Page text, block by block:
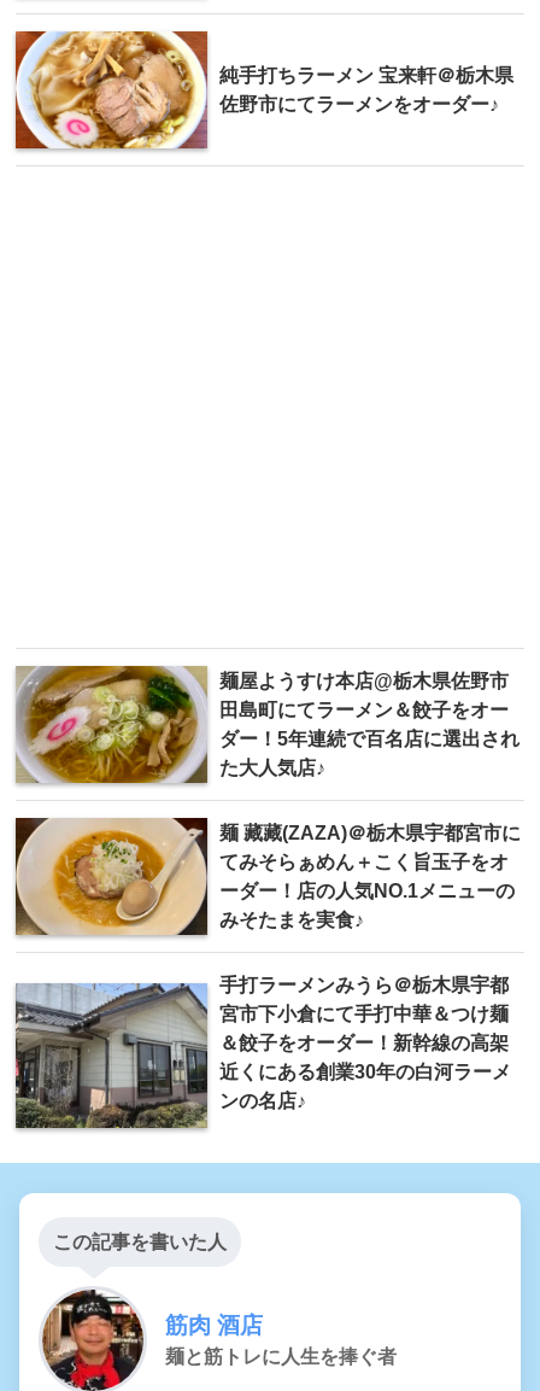
純手打ちラーメン 宝来軒＠栃木県
佐野市にてラーメンをオーダー♪
麺屋ようすけ本店@栃木県佐野市
田島町にてラーメン＆餃子をオー
ダー！5年連続で百名店に選出され
た大人気店♪
麺 藏藏(ZAZA)＠栃木県宇都宮市に
てみそらぁめん＋こく旨玉子をオ
ーダー！店の人気NO.1メニューの
みそたまを実食♪
手打ラーメンみうら＠栃木県宇都
宮市下小倉にて手打中華＆つけ麺
＆餃子をオーダー！新幹線の高架
近くにある創業30年の白河ラーメ
ンの名店♪
この記事を書いた人
筋肉 酒店
麺と筋トレに人生を捧ぐ者